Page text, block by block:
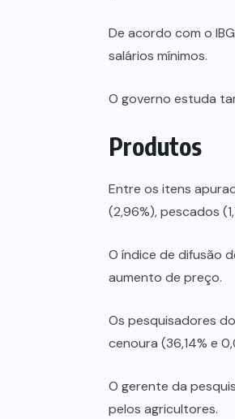
De acordo com o
salários mínimos.
O governo estuda
Produtos
Entre os itens
(2,96%), pescados
O índice de difusão
aumento de preço.
Os pesquisadores
cenoura (36,14% e
O gerente da
pelos agricultores.